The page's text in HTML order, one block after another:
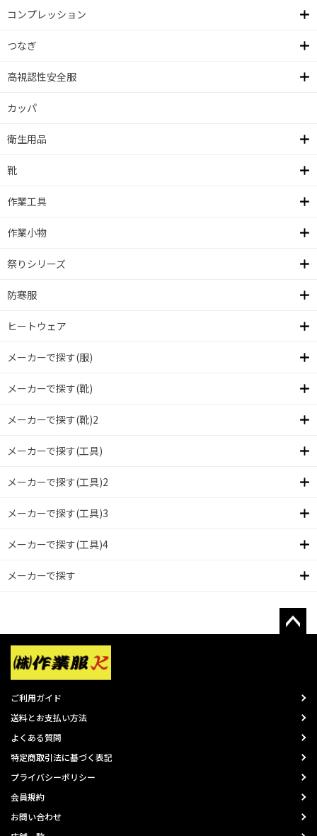
コンプレッション
つなぎ
高視認性安全服
カッパ
衛生用品
靴
作業工具
作業小物
祭りシリーズ
防寒服
ヒートウェア
メーカーで探す(服)
メーカーで探す(靴)
メーカーで探す(靴)2
メーカーで探す(工具)
メーカーで探す(工具)2
メーカーで探す(工具)3
メーカーで探す(工具)4
メーカーで探す
ご利用ガイド
送料とお支払い方法
よくある質問
特定商取引法に基づく表記
プライバシーポリシー
会員規約
お問い合わせ